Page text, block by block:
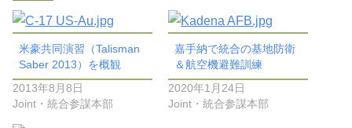
米豪共同演習（Talisman
Saber 2013）を概観
2013年8月8日
Joint・統合参謀本部
嘉手納で統合の基地防衛
＆航空機避難訓練
2020年1月24日
Joint・統合参謀本部